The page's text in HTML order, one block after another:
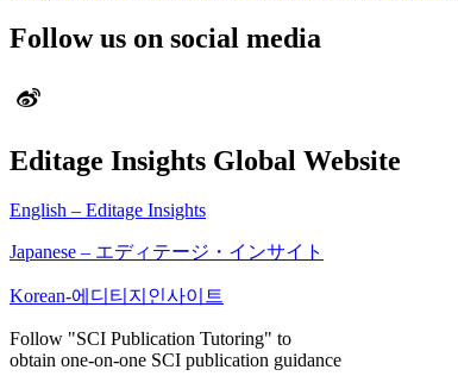
Follow us on social media
Editage Insights Global Website
English – Editage Insights
Japanese – エディテージ・インサイト
Korean-에디티지인사이트
Follow "SCI Publication Tutoring" to
obtain one-on-one SCI publication guidance